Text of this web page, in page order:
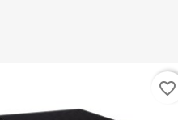
favorite_border